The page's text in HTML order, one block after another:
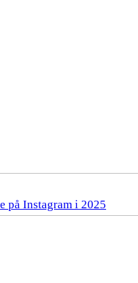
på Instagram i 2025